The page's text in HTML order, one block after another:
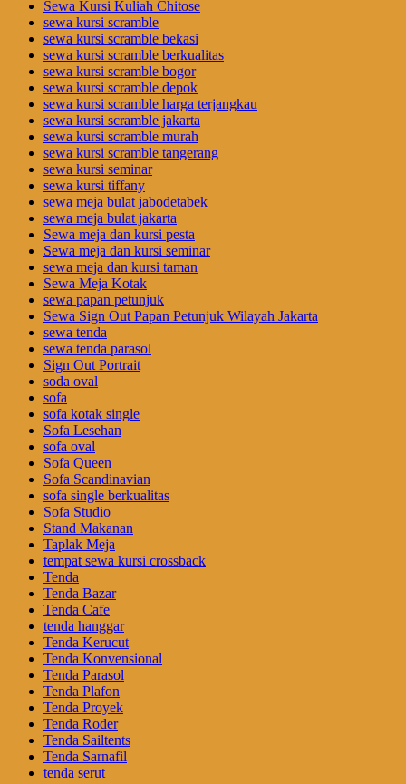
Sewa Kursi Kuliah Chitose
sewa kursi scramble
sewa kursi scramble bekasi
sewa kursi scramble berkualitas
sewa kursi scramble bogor
sewa kursi scramble depok
sewa kursi scramble harga terjangkau
sewa kursi scramble jakarta
sewa kursi scramble murah
sewa kursi scramble tangerang
sewa kursi seminar
sewa kursi tiffany
sewa meja bulat jabodetabek
sewa meja bulat jakarta
Sewa meja dan kursi pesta
Sewa meja dan kursi seminar
sewa meja dan kursi taman
Sewa Meja Kotak
sewa papan petunjuk
Sewa Sign Out Papan Petunjuk Wilayah Jakarta
sewa tenda
sewa tenda parasol
Sign Out Portrait
soda oval
sofa
sofa kotak single
Sofa Lesehan
sofa oval
Sofa Queen
Sofa Scandinavian
sofa single berkualitas
Sofa Studio
Stand Makanan
Taplak Meja
tempat sewa kursi crossback
Tenda
Tenda Bazar
Tenda Cafe
tenda hanggar
Tenda Kerucut
Tenda Konvensional
Tenda Parasol
Tenda Plafon
Tenda Proyek
Tenda Roder
Tenda Sailtents
Tenda Sarnafil
tenda serut